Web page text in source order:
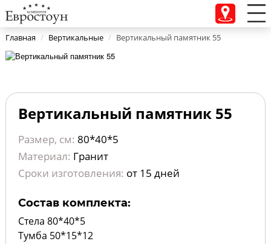
Главная / Вертикальные / Вертикальный памятник 55
Вертикальный памятник 55
Размер, см: 80*40*5
Материал: Гранит
Сроки изготовления: от 15 дней
Состав комплекта:
Стела 80*40*5
Тумба 50*15*12